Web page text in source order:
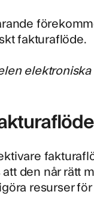
fakturaflöde.
den når rätt
resurser